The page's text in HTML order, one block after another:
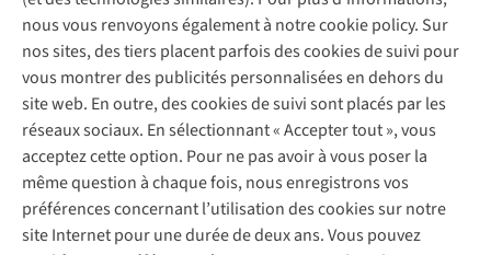
nous vous renvoyons également à notre cookie policy. Sur
nos sites, des tiers placent parfois des cookies de suivi pour
vous montrer des publicités personnalisées en dehors du
site web. En outre, des cookies de suivi sont placés par les
réseaux sociaux. En sélectionnant « Accepter tout », vous
acceptez cette option. Pour ne pas avoir à vous poser la
même question à chaque fois, nous enregistrons vos
préférences concernant l’utilisation des cookies sur notre
site Internet pour une durée de deux ans. Vous pouvez
Réparation de chaussures
Réparation de vêtements
Retouches
Pour les entreprises
Expertise & conseils
Abonnez-vous à la newsletter
Suivez-nous
Mentions légales Politique de confidentialité